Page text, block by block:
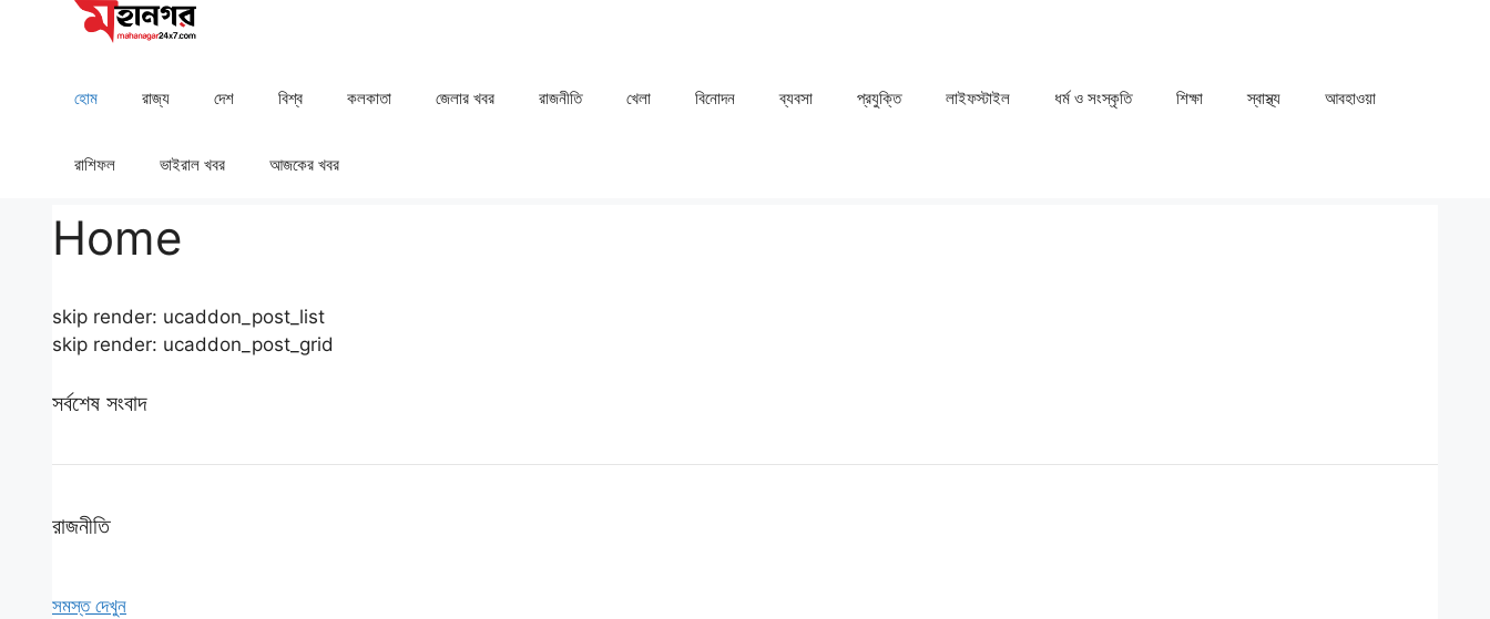
হোম রাজ্য দেশ ⁠বিশ্ব কলকাতা ⁠⁠জেলার খবর রাজনীতি খেলা ⁠বিনোদন ব্যবসা প্রযুক্তি লাইফস্টাইল ধর্ম ও সংস্কৃতি ⁠⁠শিক্ষা ⁠⁠স্বাস্থ্য ⁠⁠আবহাওয়া
রাশিফল ⁠⁠ভাইরাল খবর আজকের খবর
Home
skip render: ucaddon_post_list
skip render: ucaddon_post_grid
সর্বশেষ সংবাদ
রাজনীতি
সমস্ত দেখুন